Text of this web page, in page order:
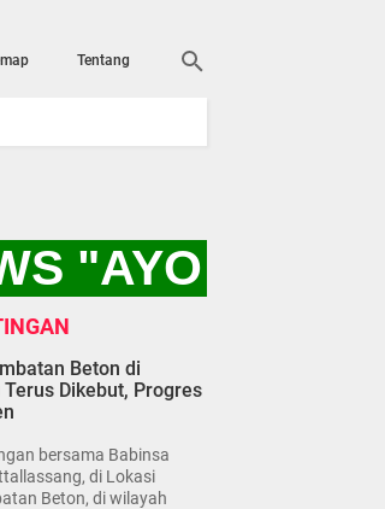
Tentang
"AYO KITA
Beton di
Dikebut, Progres
bersama Babinsa
di Lokasi
Beton, di wilayah